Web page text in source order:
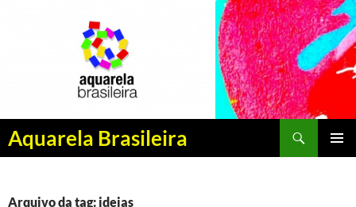
Aquarela Brasileira
Pesquisar
PULAR
CONTEÚDO
Arquivo da tag: ideias